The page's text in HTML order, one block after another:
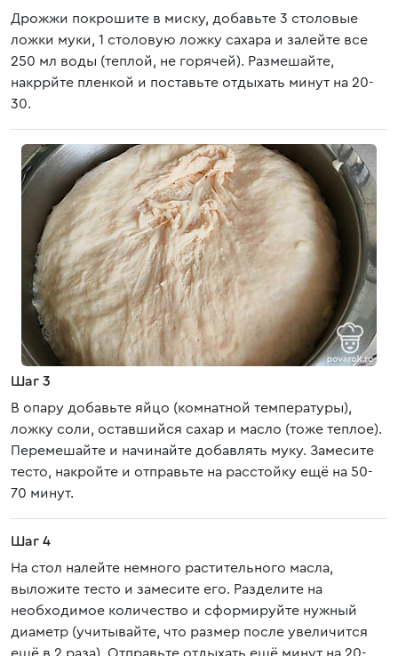
Дрожжи покрошите в миску, добавьте 3 столовые
ложки муки, 1 столовую ложку сахара и залейте все
250 мл воды (теплой, не горячей). Размешайте,
накррйте пленкой и поставьте отдыхать минут на 20-
30.
Шаг 3
В опару добавьте яйцо (комнатной температуры),
ложку соли, оставшийся сахар и масло (тоже теплое).
Перемешайте и начинайте добавлять муку. Замесите
тесто, накройте и отправьте на расстойку ещё на 50-
70 минут.
Шаг 4
На стол налейте немного растительного масла,
выложите тесто и замесите его. Разделите на
необходимое количество и сформируйте нужный
диаметр (учитывайте, что размер после увеличится